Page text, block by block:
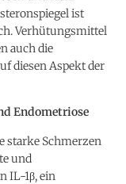
ist
Verhütungsmittel
auch die
diesen Aspekt der
Endometriose
starke Schmerzen
und
IL-1β, ein